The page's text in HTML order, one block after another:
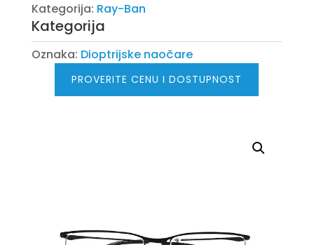
Kategorija: Ray-Ban
Kategorija
Oznaka: Dioptrijske naočare
PROVERITE CENU I DOSTUPNOST